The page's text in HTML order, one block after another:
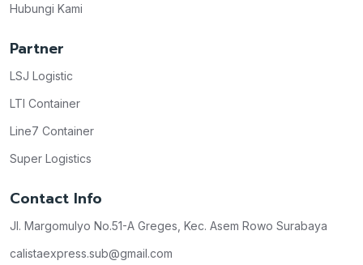
Hubungi Kami
Partner
LSJ Logistic
LTI Container
Line7 Container
Super Logistics
Contact Info
Jl. Margomulyo No.51-A Greges, Kec. Asem Rowo Surabaya
calistaexpress.sub@gmail.com